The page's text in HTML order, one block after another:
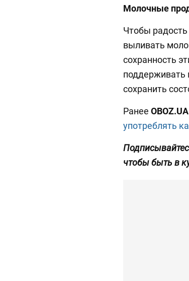
Молочные
Чтобы
выливать
сохранность
поддерживать
сохранить
Ранее OBOZ.UA
употреблять
чтобы быть в